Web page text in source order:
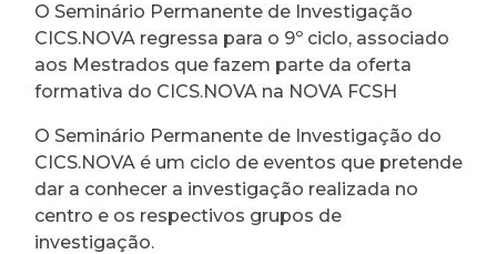
O Seminário Permanente de Investigação
CICS.NOVA regressa para o 9º ciclo, associado
aos Mestrados que fazem parte da oferta
formativa do CICS.NOVA na NOVA FCSH
O Seminário Permanente de Investigação do
CICS.NOVA é um ciclo de eventos que pretende
dar a conhecer a investigação realizada no
centro e os respectivos grupos de
investigação.